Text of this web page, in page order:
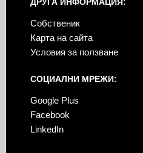
Собственик
Карта на сайта
Условия за ползване
СОЦИАЛНИ МРЕЖИ:
Google Plus
Facebook
LinkedIn